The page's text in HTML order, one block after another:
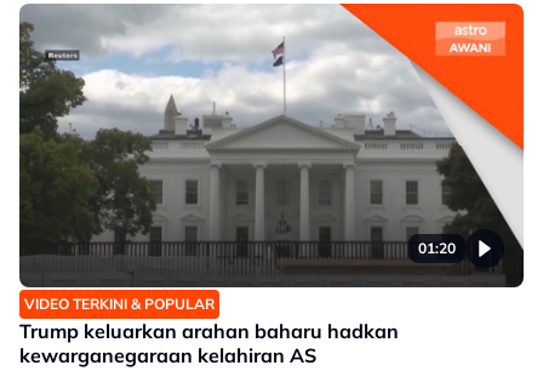
01:20
VIDEO TERKINI & POPULAR
Trump keluarkan arahan baharu hadkan
kewarganegaraan kelahiran AS